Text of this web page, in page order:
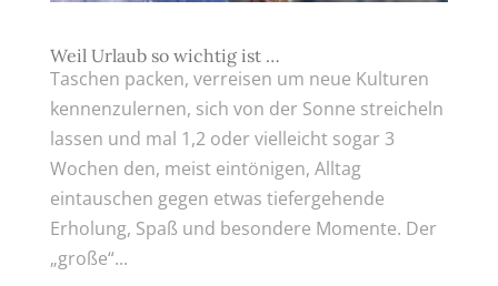
Weil Urlaub so wichtig ist …
Taschen packen, verreisen um neue Kulturen
kennenzulernen, sich von der Sonne streicheln
lassen und mal 1,2 oder vielleicht sogar 3
Wochen den, meist eintönigen, Alltag
eintauschen gegen etwas tiefergehende
Erholung, Spaß und besondere Momente. Der
„große“...